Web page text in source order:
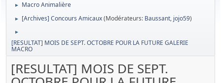
► Macro Animalière
► [Archives] Concours Amicaux(Modérateurs: Baussant, jojo59)
►
[RESULTAT] MOIS DE SEPT. OCTOBRE POUR LA FUTURE GALERIE
MACRO
[RESULTAT] MOIS DE SEPT.